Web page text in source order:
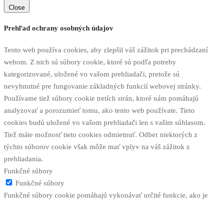
Close
Prehľad ochrany osobných údajov
Tento web používa cookies, aby zlepšil váš zážitok pri prechádzaní
webom. Z nich sú súbory cookie, ktoré sú podľa potreby
kategorizované, uložené vo vašom prehliadači, pretože sú
nevyhnutné pre fungovanie základných funkcií webovej stránky.
Používame tiež súbory cookie tretích strán, ktoré nám pomáhajú
analyzovať a porozumieť tomu, ako tento web používate. Tieto
cookies budú uložené vo vašom prehliadači len s vašim súhlasom.
Tiež máte možnosť tieto cookies odmietnuť. Odber niektorých z
týchto súborov cookie však môže mať vplyv na váš zážitok z
prehliadania.
Funkčné súbory
Funkčné súbory
Funkčné súbory cookie pomáhajú vykonávať určité funkcie, ako je